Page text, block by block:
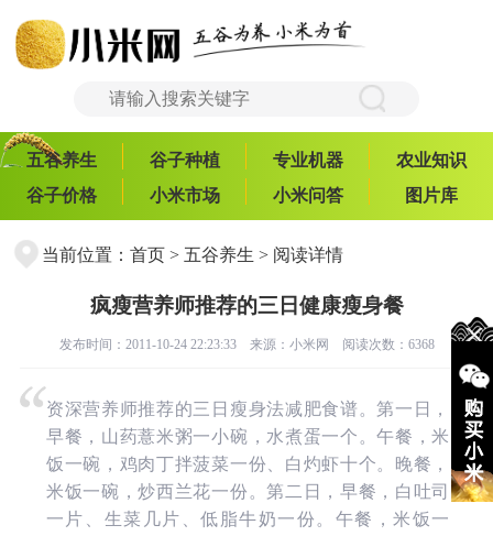
五谷养生 谷子种植 专业机器
农业知识
谷子价格
小米市场 小米问答 图片库
当前位置： 首页> 五谷养生 > 阅读详情
疯瘦营养师推荐的三日健康瘦身餐
发布时间：2011-10-24 22:23:33 来源： 小米网 阅读次数：6368
资深营养师推荐的三日瘦身法减肥食谱。第一日，
早餐，山药薏米粥一小碗，水煮蛋一个。午餐，米
饭一碗，鸡肉丁拌菠菜一份、白灼虾十个。晚餐，
米饭一碗，炒西兰花一份。第二日，早餐，白吐司
一片、生菜几片、低脂牛奶一份。午餐，米饭一